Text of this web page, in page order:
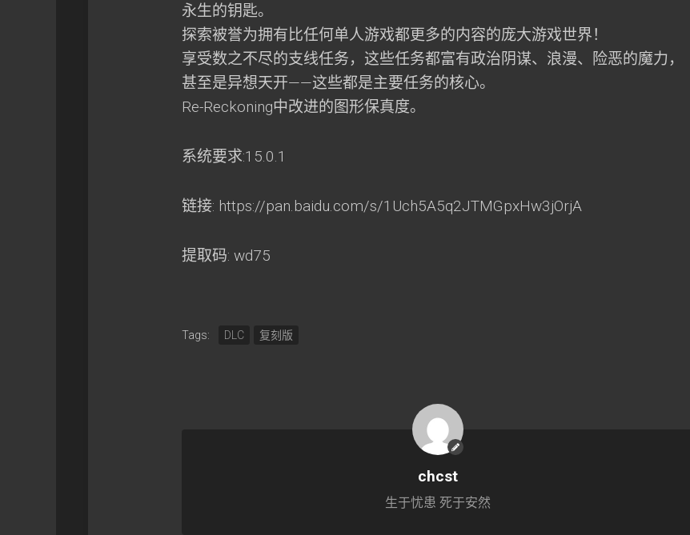
永生的钥匙。
探索被誉为拥有比任何单人游戏都更多的内容的庞大游戏世界！
享受数之不尽的支线任务，这些任务都富有政治阴谋、浪漫、险恶的魔力，
甚至是异想天开——这些都是主要任务的核心。
Re-Reckoning中改进的图形保真度。
系统要求:15.0.1
链接: https://pan.baidu.com/s/1Uch5A5q2JTMGpxHw3jOrjA
提取码: wd75
Tags: DLC 复刻版
chcst
生于忧患 死于安然